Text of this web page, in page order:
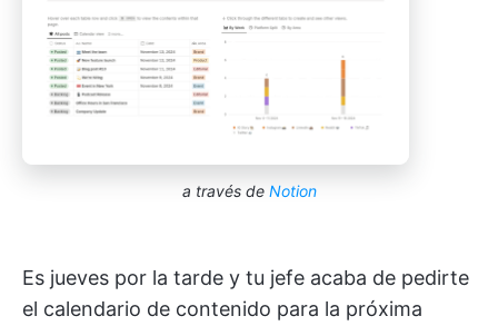
a través de Notion
Es jueves por la tarde y tu jefe acaba de pedirte
el calendario de contenido para la próxima